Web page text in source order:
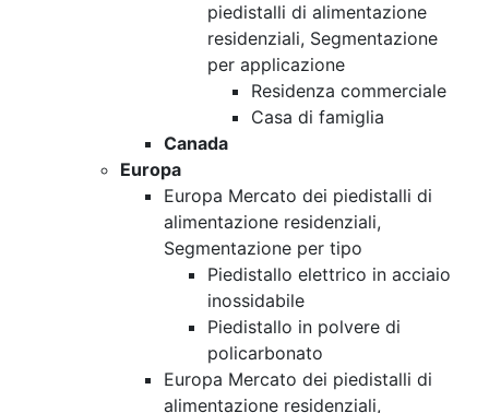
piedistalli di alimentazione
residenziali, Segmentazione
per applicazione
Residenza commerciale
Casa di famiglia
Canada
Europa
Europa Mercato dei piedistalli di
alimentazione residenziali,
Segmentazione per tipo
Piedistallo elettrico in acciaio
inossidabile
Piedistallo in polvere di
policarbonato
Europa Mercato dei piedistalli di
alimentazione residenziali,